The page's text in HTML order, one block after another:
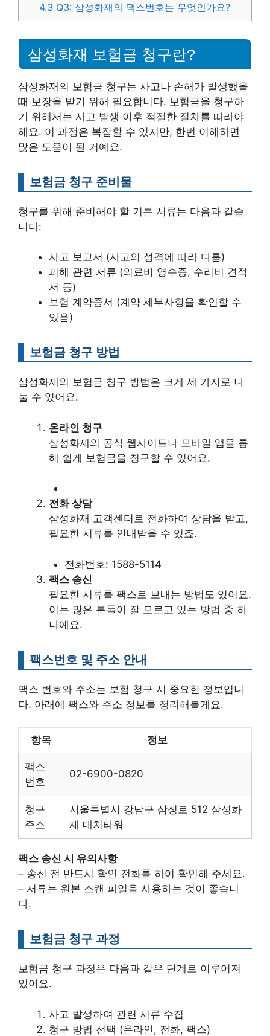
4.3 Q3: 삼성화재의 팩스번호는 무엇인가요?
삼성화재 보험금 청구란?
삼성화재의 보험금 청구는 사고나 손해가 발생했을
때 보장을 받기 위해 필요합니다. 보험금을 청구하
기 위해서는 사고 발생 이후 적절한 절차를 따라야
해요. 이 과정은 복잡할 수 있지만, 한번 이해하면
많은 도움이 될 거예요.
보험금 청구 준비물
청구를 위해 준비해야 할 기본 서류는 다음과 같습
니다:
사고 보고서 (사고의 성격에 따라 다름)
피해 관련 서류 (의료비 영수증, 수리비 견적
서 등)
보험 계약증서 (계약 세부사항을 확인할 수
있음)
보험금 청구 방법
삼성화재의 보험금 청구 방법은 크게 세 가지로 나
눌 수 있어요.
온라인 청구
삼성화재의 공식 웹사이트나 모바일 앱을 통
해 쉽게 보험금을 청구할 수 있어요.
전화 상담
삼성화재 고객센터로 전화하여 상담을 받고,
필요한 서류를 안내받을 수 있죠.
전화번호: 1588-5114
팩스 송신
필요한 서류를 팩스로 보내는 방법도 있어요.
이는 많은 분들이 잘 모르고 있는 방법 중 하
나예요.
팩스번호 및 주소 안내
팩스 번호와 주소는 보험 청구 시 중요한 정보입니
다. 아래에 팩스와 주소 정보를 정리해볼게요.
항목 정보
팩스
번호
02-6900-0820
청구
주소
서울특별시 강남구 삼성로 512 삼성화
재 대치타워
팩스 송신 시 유의사항
– 송신 전 반드시 확인 전화를 하여 확인해 주세요.
– 서류는 원본 스캔 파일을 사용하는 것이 좋습니
다.
보험금 청구 과정
보험금 청구 과정은 다음과 같은 단계로 이루어져
있어요.
사고 발생하여 관련 서류 수집
청구 방법 선택 (온라인, 전화, 팩스)